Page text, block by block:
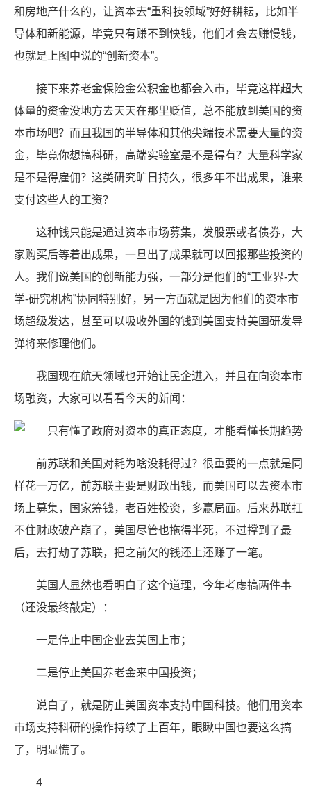
和房地产什么的，让资本去“重科技领域”好好耕耘，比如半
导体和新能源，毕竟只有赚不到快钱，他们才会去赚慢钱，
也就是上图中说的“创新资本”。
接下来养老金保险金公积金也都会入市，毕竟这样超大
体量的资金没地方去天天在那里贬值，总不能放到美国的资
本市场吧？而且我国的半导体和其他尖端技术需要大量的资
金，毕竟你想搞科研，高端实验室是不是得有？大量科学家
是不是得雇佣？这类研究旷日持久，很多年不出成果，谁来
支付这些人的工资？
这种钱只能是通过资本市场募集，发股票或者债券，大
家购买后等着出成果，一旦出了成果就可以回报那些投资的
人。我们说美国的创新能力强，一部分是他们的“工业界-大
学-研究机构”协同特别好，另一方面就是因为他们的资本市
场超级发达，甚至可以吸收外国的钱到美国支持美国研发导
弹将来修理他们。
我国现在航天领域也开始让民企进入，并且在向资本市
场融资，大家可以看看今天的新闻：
前苏联和美国对耗为啥没耗得过？很重要的一点就是同
样花一万亿，前苏联主要是财政出钱，而美国可以去资本市
场上募集，国家筹钱，老百姓投资，多赢局面。后来苏联扛
不住财政破产崩了，美国尽管也拖得半死，不过撑到了最
后，去打劫了苏联，把之前欠的钱还上还赚了一笔。
美国人显然也看明白了这个道理，今年考虑搞两件事
（还没最终敲定）：
一是停止中国企业去美国上市；
二是停止美国养老金来中国投资；
说白了，就是防止美国资本支持中国科技。他们用资本
市场支持科研的操作持续了上百年，眼瞅中国也要这么搞
了，明显慌了。
4